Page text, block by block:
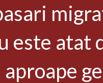
este atat